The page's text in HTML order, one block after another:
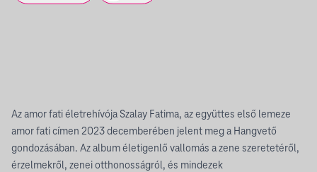
Az amor fati életrehívója Szalay Fatima, az együttes első lemeze
amor fati címen 2023 decemberében jelent meg a Hangvető
gondozásában. Az album életigenlő vallomás a zene szeretetéről,
érzelmekről, zenei otthonosságról, és mindezek